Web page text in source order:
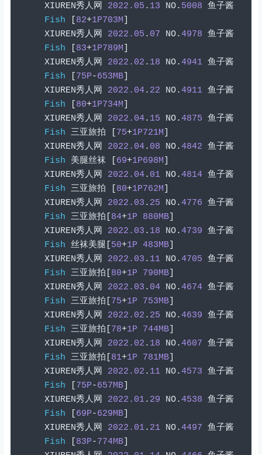
XIUREN秀人网 2022.05 . 13 NO. 5008 鱼子酱
Fish
82+1P703M
XIUREN秀人网 2022.05 . 07 NO.4978 鱼子酱
Fish
83+1P789M
XIUREN秀人网 2022.02 . 18 NO.4941 鱼子酱
Fish
75P-653MB]
XIUREN秀人网 2022.04. 22 NO.4911 鱼子酱
Fish
80+1P734M
XIUREN秀人网 2022.04. 15 NO.4875 鱼子酱
Fish 三亚旅拍 75+1P721M
XIUREN秀人网 2022.04. 08 NO.4842 鱼子酱
Fish
美腿丝袜 69+1P698M
XIUREN秀人网 2022.04. 01 NO.4814 鱼子酱
Fish 三亚旅拍 80+1P762M
XIUREN秀人网 2022.03 . 25 NO.4776 鱼子酱
Fish 三亚旅拍[ 84+1P 880MB]
XIUREN秀人网 2022.03 . 18 NO.4739 鱼子酱
Fish 丝袜美腿[ 50+1P 483MB]
XIUREN秀人网 2022.03 . 11 NO.4705 鱼子酱
Fish 三亚旅拍[ 80+1P 790MB]
XIUREN秀人网 2022.03 . 04 NO.4674 鱼子酱
Fish 三亚旅拍[ 75+1P 753MB]
XIUREN秀人网 2022.02 . 25 NO.4639 鱼子酱
Fish 三亚旅拍[ 78+1P 744MB]
XIUREN秀人网 2022.02 . 18 NO.4607 鱼子酱
Fish 三亚旅拍[ 81+1P 781MB]
XIUREN秀人网 2022.02 . 11 NO.4573 鱼子酱
Fish
75P-657MB]
XIUREN秀人网 2022.01. 29 NO.4538 鱼子酱
Fish
69P-629MB]
XIUREN秀人网 2022.01. 21 NO.4497 鱼子酱
Fish
83P-774MB]